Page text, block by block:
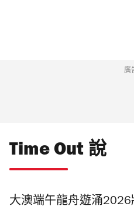
廣
Time Out 說
大澳端午龍舟遊涌